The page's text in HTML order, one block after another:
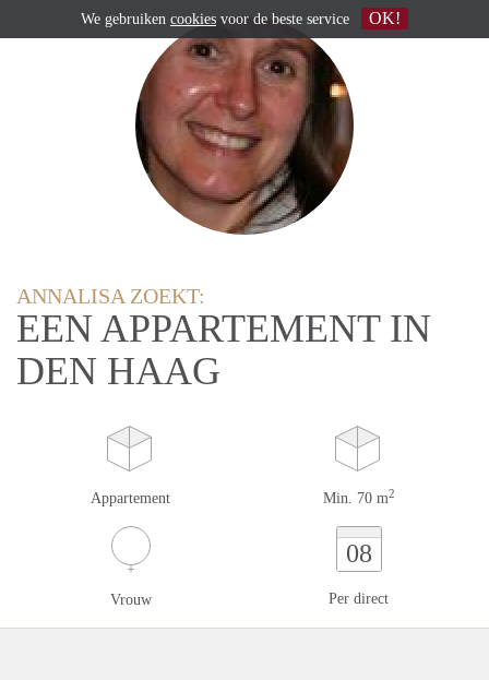
ANNALISA ZOEKT:
EEN APPARTEMENT IN
DEN HAAG
Appartement Min. 70 m2
Vrouw
08
Per direct
We gebruiken cookies voor de beste service OK!